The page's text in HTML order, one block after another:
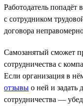
Работодатель попадёт
с сотрудником
договора
Самозанятый сможет
сотрудничества с
Если организация в
отзывы о ней и задать
сотрудничества —